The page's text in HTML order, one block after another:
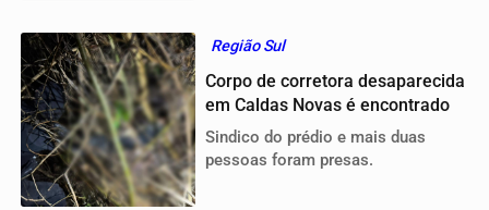
Região Sul
Corpo de corretora desaparecida
em Caldas Novas é encontrado
Sindico do prédio e mais duas
pessoas foram presas.